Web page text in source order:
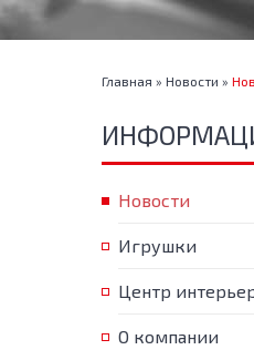
Главная » Новости »
Новости
Игрушки
Центр
О компании